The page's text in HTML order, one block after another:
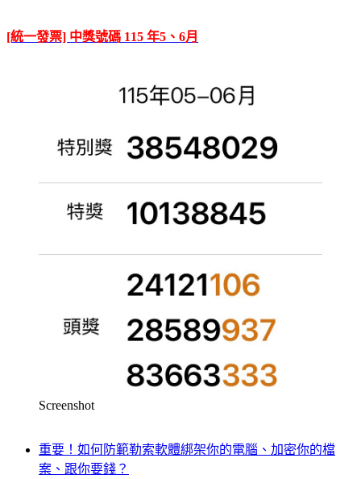
[統一發票] 中獎號碼 115 年5、6月
Screenshot
重要！如何防範勒索軟體綁架你的電腦、加密你的檔
案、跟你要錢？